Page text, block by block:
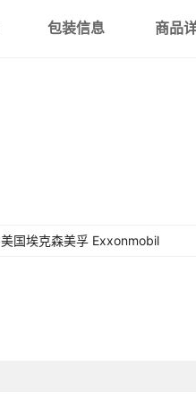
包装信息 商品
美国埃克森美孚 Exxonmobil